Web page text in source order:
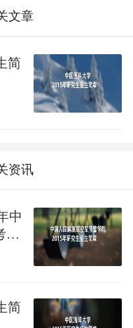
文章
简
资讯
中
研
简